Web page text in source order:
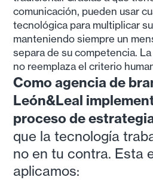
comunicación, pueden usar
tecnológica para multiplicar
manteniendo siempre un
separa de su competencia.
no reemplaza el criterio
Como agencia de
León&Leal
proceso de
que la tecnología
no en tu contra. Esta
aplicamos: